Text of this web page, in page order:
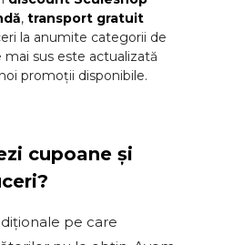
, transport gratuit
la anumite categorii de
sus este actualizată
promoții disponibile.
cupoane și
pe care